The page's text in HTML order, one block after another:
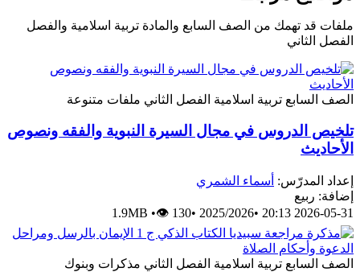
ملفات قد تهمك من الصف السابع والمادة تربية اسلامية والفصل
الفصل الثاني
الصف السابع تربية اسلامية الفصل الثاني ملفات متنوعة
تلخيص الدروس في مجال السيرة النبوية والفقه ونصوص
الأحاديث
إعداد المدرّس: أسماء الشمري
إضافة: ربيع
2026-05-31 20:13
•
2025/2026
•
1.9MB •👁 130
الصف السابع تربية اسلامية الفصل الثاني مذكرات وبنوك